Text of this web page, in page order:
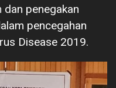
dan penegakan
pencegahan
Disease 2019.